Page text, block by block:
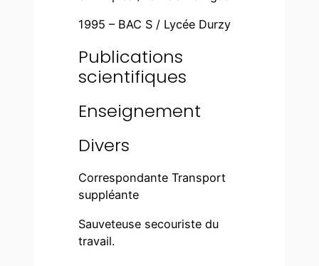
1995 – BAC S / Lycée Durzy
Publications
scientifiques
Enseignement
Divers
Correspondante Transport
suppléante
Sauveteuse secouriste du
travail.